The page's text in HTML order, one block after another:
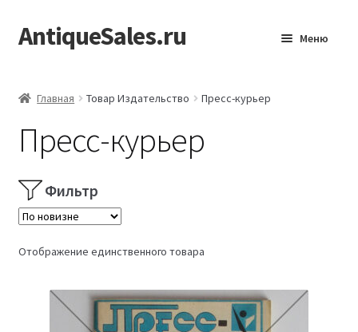
Перейти
к
Перейти
к
AntiqueSales.ru Меню
Главная Товар Издательство Пресс-курьер
Пресс-курьер
Фильтр
Отображение единственного товара